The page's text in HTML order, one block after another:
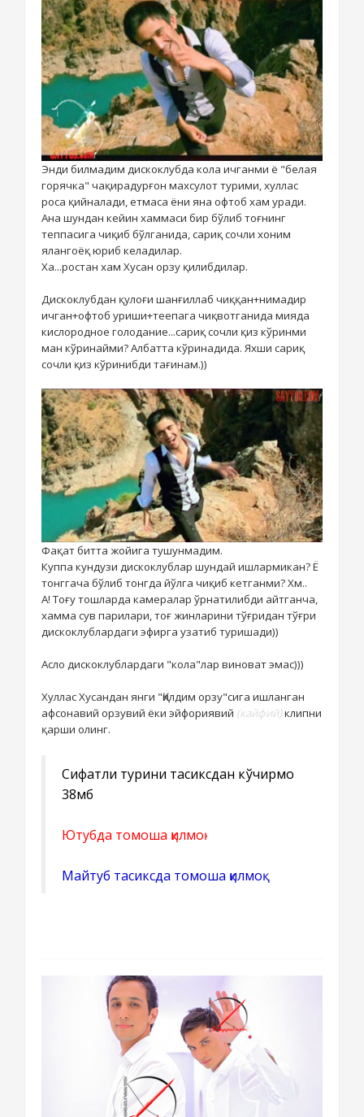
Энди билмадим дискоклубда кола ичганми ё "белая
горячка" чақирадурғон махсулот турими, хуллас
роса қийналади, етмаса ёни яна офтоб хам уради.
Ана шундан кейин хаммаси бир бўлиб тоғнинг
теппасига чиқиб бўлганида, сариқ сочли хоним
ялангоёқ юриб келадилар.
Ха...ростан хам Хусан орзу қилибдилар.
Дискоклубдан қулоғи шанғиллаб чиққан+нимадир
ичган+офтоб уриши+теепага чиқвотганида мияда
кислородное голодание...сариқ сочли қиз кўринми
ман кўринайми? Албатта кўринадида. Яхши сариқ
сочли қиз кўринибди тағинам.))
Фақат битта жойига тушунмадим.
Куппа кундузи дискоклублар шундай ишлармикан? Ё
тонггача бўлиб тонгда йўлга чиқиб кетганми? Хм..
А! Тоғу тошларда камералар ўрнатилибди айтганча,
хамма сув парилари, тоғ жинларини тўғридан тўғри
дискоклублардаги эфирга узатиб туришади))
Асло дискоклублардаги "кола"лар виноват эмас)))
Хуллас Хусандан янги "Қилдим орзу"сига ишланган
афсонавий орзувий ёки эйфориявий (кайфий)клипни
қарши олинг.
Сифатли турини тасиксдан кўчирмоқ
38мб
Ютубда томоша қилмоқ
Майтуб тасиксда томоша қилмоқ